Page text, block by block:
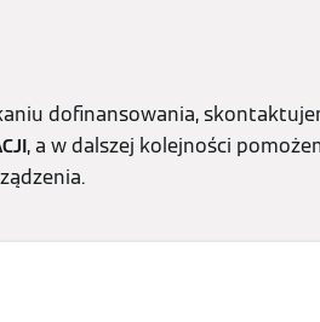
dofinansowania,
, a w dalszej kolejności